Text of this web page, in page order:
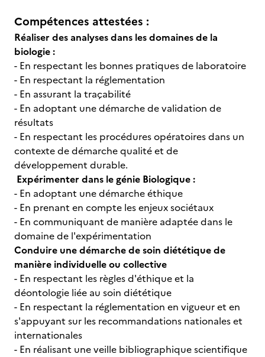
Compétences attestées :
Réaliser des analyses dans les domaines de la
biologie :
- En respectant les bonnes pratiques de laboratoire
- En respectant la réglementation
- En assurant la traçabilité
- En adoptant une démarche de validation de
résultats
- En respectant les procédures opératoires dans un
contexte de démarche qualité et de
développement durable.
Expérimenter dans le génie Biologique :
- En adoptant une démarche éthique
- En prenant en compte les enjeux sociétaux
- En communiquant de manière adaptée dans le
domaine de l'expérimentation
Conduire une démarche de soin diététique de
manière individuelle ou collective
- En respectant les règles d'éthique et la
déontologie liée au soin diététique
- En respectant la réglementation en vigueur et en
s'appuyant sur les recommandations nationales et
internationales
- En réalisant une veille bibliographique scientifique